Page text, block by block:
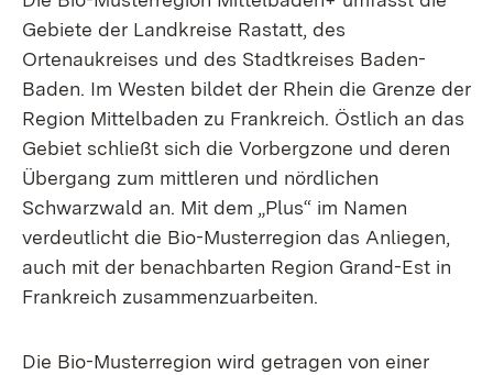
Gebiete der Landkreise Rastatt, des
Ortenaukreises und des Stadtkreises Baden-
Baden. Im Westen bildet der Rhein die Grenze der
Region Mittelbaden zu Frankreich. Östlich an das
Gebiet schließt sich die Vorbergzone und deren
Übergang zum mittleren und nördlichen
Schwarzwald an. Mit dem „Plus“ im Namen
verdeutlicht die Bio-Musterregion das Anliegen,
auch mit der benachbarten Region Grand-Est in
Frankreich zusammenzuarbeiten.
Die Bio-Musterregion wird getragen von einer